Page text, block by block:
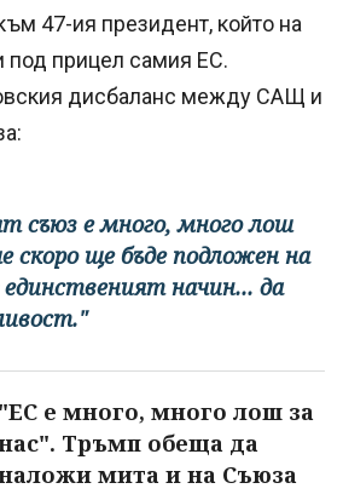
47-ия президент, който на
под прицел самия ЕС.
дисбаланс между САЩ и
съюз е много, много лош
скоро ще бъде подложен на
начин... да
"ЕС е много, много лош за
Тръмп обеща да
мита и на Съюза